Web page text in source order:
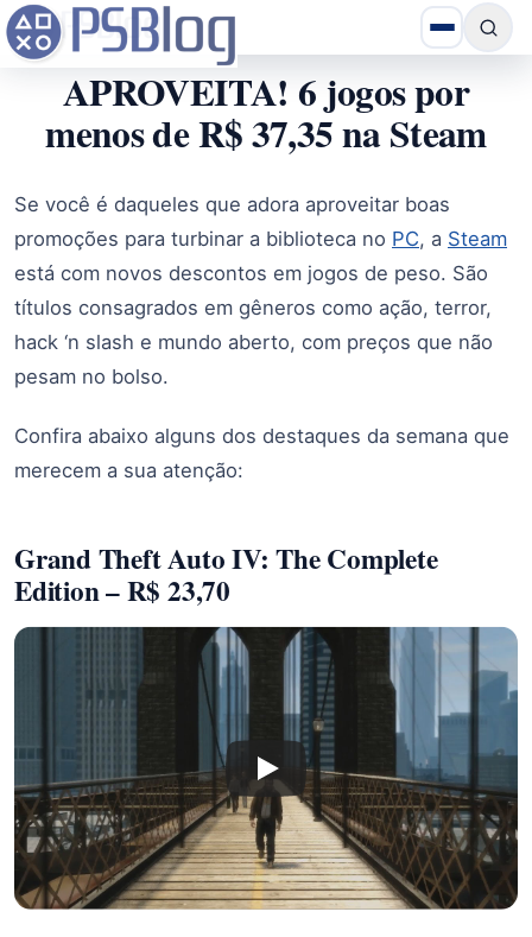
APROVEITA! 6 jogos por
menos de R$ 37,35 na Steam
Se você é daqueles que adora aproveitar boas
promoções para turbinar a biblioteca no PC, a Steam
está com novos descontos em jogos de peso. São
títulos consagrados em gêneros como ação, terror,
hack ‘n slash e mundo aberto, com preços que não
pesam no bolso.
Confira abaixo alguns dos destaques da semana que
merecem a sua atenção:
Grand Theft Auto IV: The Complete
Edition – R$ 23,70